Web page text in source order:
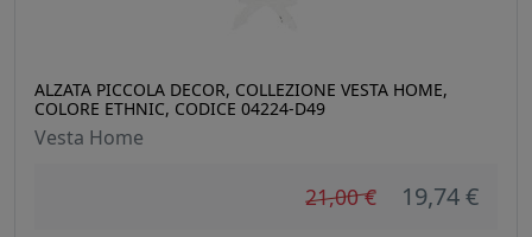
ALZATA PICCOLA DECOR, COLLEZIONE VESTA HOME,
COLORE ETHNIC, CODICE 04224-D49
Vesta Home
21,00 € 19,74 €